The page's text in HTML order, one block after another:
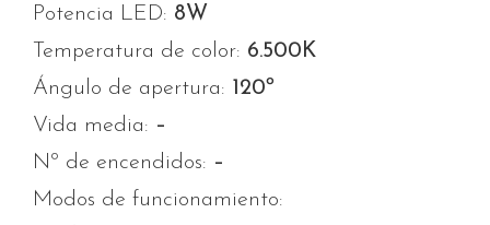
Potencia LED: 8W
Temperatura de color: 6.500K
Ángulo de apertura: 120º
Vida media: –
Nº de encendidos: –
Modos de funcionamiento: